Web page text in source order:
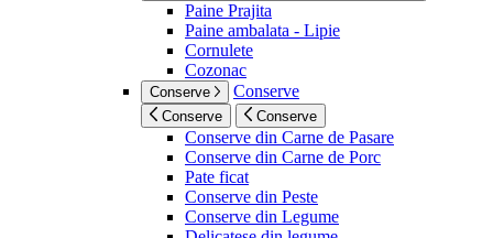
Paine Prajita
Paine ambalata - Lipie
Cornulete
Cozonac
Conserve Conserve
Conserve Conserve
Conserve din Carne de Pasare
Conserve din Carne de Porc
Pate ficat
Conserve din Peste
Conserve din Legume